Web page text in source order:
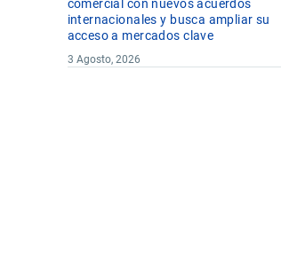
comercial con nuevos acuerdos
internacionales y busca ampliar su
acceso a mercados clave
3 Agosto, 2026